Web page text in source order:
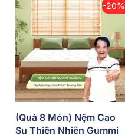
-20%
(Quà 8 Món) Nệm Cao
Su Thiên Nhiên Gummi